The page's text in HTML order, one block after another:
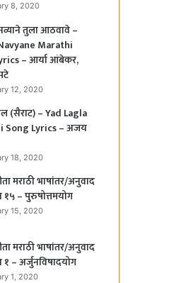
8, 2020
तुला आठवावे –
Marathi
– आर्या आंबेकर,
12, 2020
(सैराट) – Yad Lagla
Song Lyrics – अजय
18, 2020
मराठी भाषांतर/अनुवाद
१५ – पुरुषोत्तमयोग
15, 2020
मराठी भाषांतर/अनुवाद
– अर्जुनविषादयोग
1, 2020